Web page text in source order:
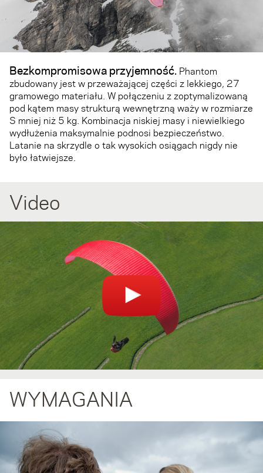
Bezkompromisowa przyjemność. Phantom
zbudowany jest w przeważającej części z lekkiego, 27
gramowego materiału. W połączeniu z zoptymalizowaną
pod kątem masy strukturą wewnętrzną waży w rozmiarze
S mniej niż 5 kg. Kombinacja niskiej masy i niewielkiego
wydłużenia maksymalnie podnosi bezpieczeństwo.
Latanie na skrzydle o tak wysokich osiągach nigdy nie
było łatwiejsze.
Video
WYMAGANIA